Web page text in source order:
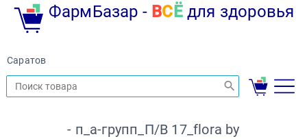
ФармБазар - ВС Ёдля здоровья
Саратов
- п_а-групп_П/В 17_flora by